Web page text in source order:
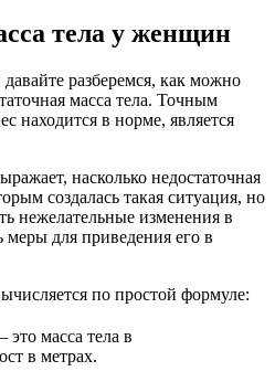
тела у женщин
разберемся, как можно
масса тела. Точным
находится в норме, является
насколько недостаточная
создалась такая ситуация, но
нежелательные изменения в
меры для приведения его в
по простой формуле:
масса тела в
в метрах.